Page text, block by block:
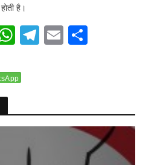
है।
W
at
A
p
p
T
a
m
E S